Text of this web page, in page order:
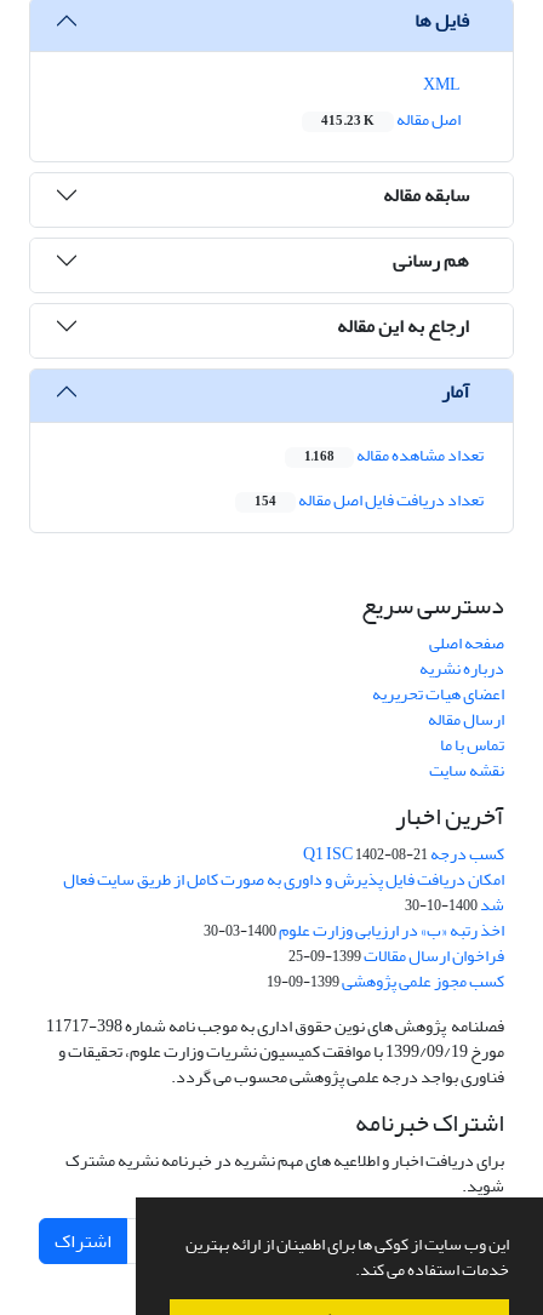
این وب سایت از کوکی ها برای اطمینان از ارائه بهترین
خدمات استفاده می کند.
فایل ها
اصل مقاله
415.23 K
سابقه مقاله
هم رسانی
ارجاع به این مقاله
آمار
تعداد مشاهده مقاله 1,168
تعداد دریافت فایل اصل مقاله 154
دسترسی سریع
صفحه اصلی
درباره نشریه
اعضای هیات تحریریه
ارسال مقاله
تماس با ما
نقشه سایت
آخرین اخبار
کسب درجه Q1 ISC1402-08-21
امکان دریافت فایل پذیرش و داوری به صورت کامل از طریق سایت فعال
شد1400-10-30
اخذ رتبه «ب» در ارزیابی وزارت علوم1400-03-30
فراخوان ارسال مقالات1399-09-25
کسب مجوز علمی پژوهشی1399-09-19
فصلنامه پژوهش های نوین حقوق اداری به موجب نامه شماره 398-11717
مورخ 1399/09/19 با موافقت کمیسیون نشریات وزارت علوم، تحقیقات و
فناوری بواجد درجه علمی پژوهشی محسوب می گردد.
اشتراک خبرنامه
برای دریافت اخبار و اطلاعیه های مهم نشریه در خبرنامه نشریه مشترک
شوید.
اشتراک